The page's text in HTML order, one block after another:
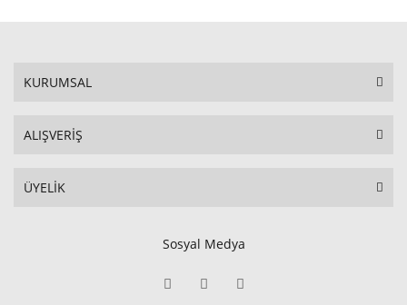
KURUMSAL
ALIŞVERİŞ
ÜYELİK
Sosyal Medya